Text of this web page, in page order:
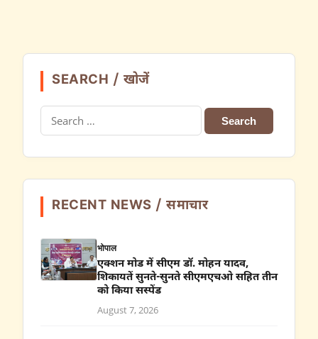
SEARCH / खोजें
for:
RECENT NEWS / समाचार
भोपाल
एक्शन मोड में सीएम डॉ. मोहन यादव,
शिकायतें सुनते-सुनते सीएमएचओ सहित तीन
को किया सस्पेंड
August 7, 2026